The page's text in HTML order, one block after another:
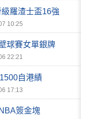
羅渣士盃16強
10:25
球賽女單銀牌
22:21
自港績
17:13
簽金塊